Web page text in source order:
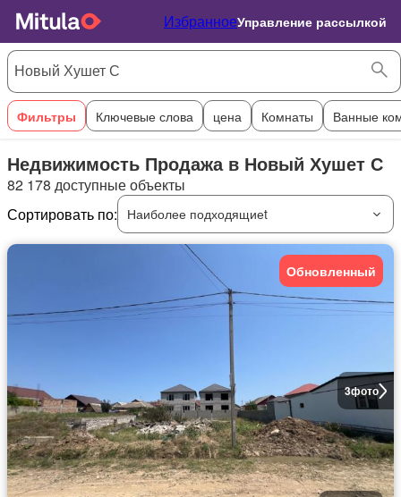
ИзбранноеУправление рассылкой
Фильтры Ключевые слова цена Комнаты Ванные
Недвижимость Продажа в Новый Хушет С
82 178 доступные объекты
Сортировать по:
Наиболее подходящиеt
3фото
Обновленный